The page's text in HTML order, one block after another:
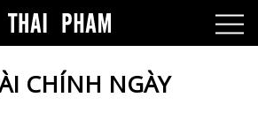
CHÍNH NGÀY